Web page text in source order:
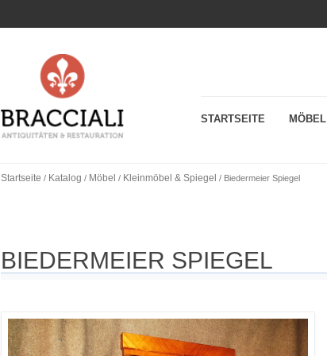
STARTSEITE MÖBEL
Startseite / Katalog / Möbel / Kleinmöbel & Spiegel / Biedermeier Spiegel
BIEDERMEIER SPIEGEL